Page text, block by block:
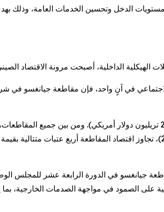
مستويات الدخل وتحسين الخدمات العامة،
الاجتماعي في آنٍ واحد، فإن مقاطعة جيانغسو
في عام 2025، تجاوز إجمالي الناتج المحلي للصين 140 تريليون يوان (نحو 20.16
عُشر الإجمالي الوطني. وخلال فترة الخطة الخمسية الرابعة عشر (2021–2025)، تجاوز
جيانغسو في الدورة الرابعة عشر للمجلس